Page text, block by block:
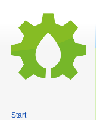
Start